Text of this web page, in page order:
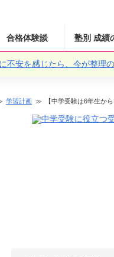
合格体験談 塾別 成績
不安を感じたら、今が整理
学習計画 【中学受験は6年生か